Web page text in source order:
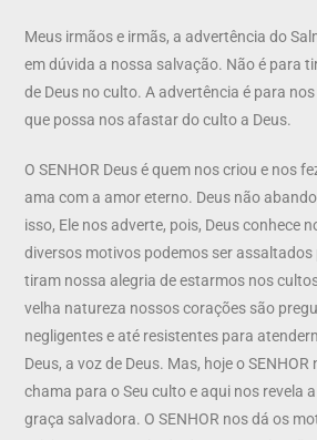
Meus irmãos e irmãs, a advertência do
em dúvida a nossa salvação. Não é para
de Deus no culto. A advertência é para
que possa nos afastar do culto a Deus.
O SENHOR Deus é quem nos criou e nos
ama com a amor eterno. Deus não
isso, Ele nos adverte, pois, Deus conhece
diversos motivos podemos ser
tiram nossa alegria de estarmos nos
velha natureza nossos corações são
negligentes e até resistentes para
Deus, a voz de Deus. Mas, hoje o
chama para o Seu culto e aqui nos revela
graça salvadora. O SENHOR nos dá os